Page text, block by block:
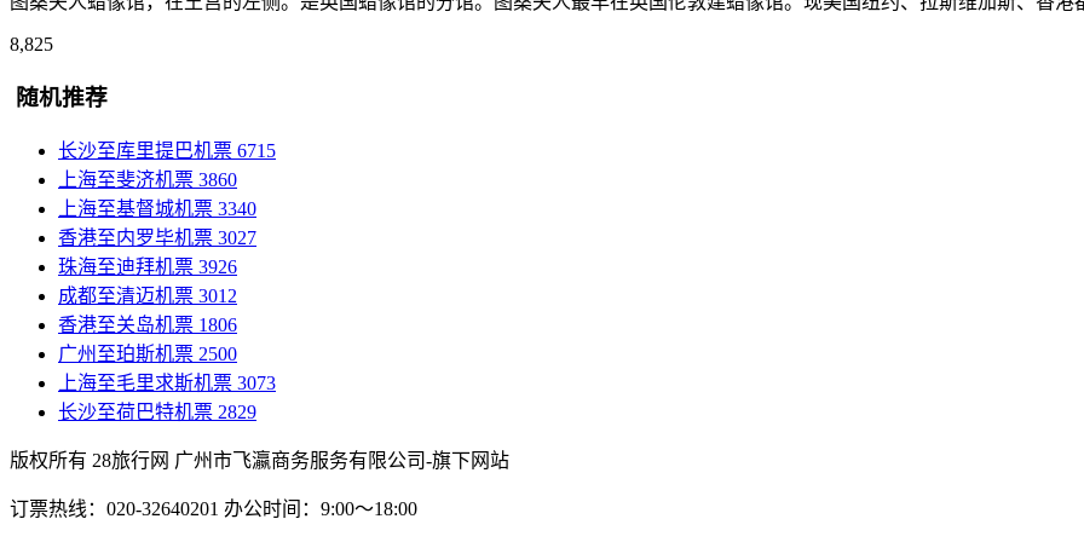
8,825
随机推荐
长沙至库里提巴机票 6715
上海至斐济机票 3860
上海至基督城机票 3340
香港至内罗毕机票 3027
珠海至迪拜机票 3926
成都至清迈机票 3012
香港至关岛机票 1806
广州至珀斯机票 2500
上海至毛里求斯机票 3073
长沙至荷巴特机票 2829
版权所有 28旅行网 广州市飞瀛商务服务有限公司-旗下网站
订票热线：020-32640201 办公时间：9:00～18:00